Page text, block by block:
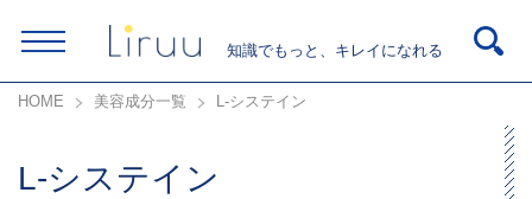
知識でもっと、キレイになれる
HOME 美容成分一覧 L-システイン
L-システイン